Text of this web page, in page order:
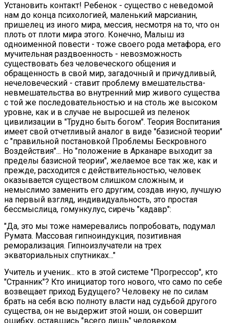
Установить контакт! Ребенок - существо с неведомой
нам до конца психологией, маленький марсианин,
пришелец из иного мира, мессия, несмотря на то, что он
плоть от плоти мира этого. Конечно, Малыш из
одноименной повести - тоже своего рода метафора, его
мучительная раздвоенность - невозможность
существовать без человеческого общения и
обращенность в свой мир, загадочный и причудливый,
нечеловеческий - ставит проблему вмешательства-
невмешательства во внутренний мир живого существа
с той же последовательностью и на столь же высоком
уровне, как и в случае не выросшей из пеленок
цивилизации в "Трудно быть богом". Теория Воспитания
имеет свой отчетливый аналог в виде "базисной теории"
с "правильной постановкой Проблемы Бескровного
Воздействия"... Но "положение в Арканаре выходит за
пределы базисной теории", желаемое все так же, как и
прежде, расходится с действительностью, человек
оказывается существом слишком сложным, и
немыслимо заменить его другим, создав иную, лучшую
на первый взгляд, индивидуальность, это простая
бессмыслица, гомункулус, сиречь "кадавр":
"Да, это мы тоже намеревались попробовать, подумал
Румата. Массовая гипноиндукция, позитивная
реморализация. Гипноизлучатели на трех
экваториальных спутниках..."
Учитель и ученик... кто в этой системе "Прогрессор", кто
"Странник"? Кто инициатор того нового, что само по себе
возвещает приход Будущего? Человеку не по силам
брать на себя всю полноту власти над судьбой другого
существа, он не выдержит этой ноши, он совершит
ошибку, оставшись "всего лишь" человеком.